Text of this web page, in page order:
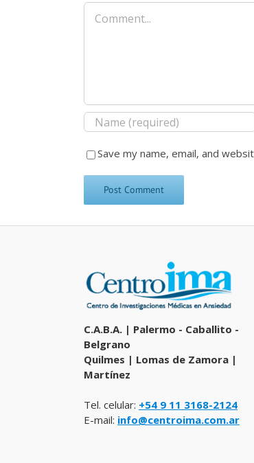
Comment
Save my name, email, and
C.A.B.A. | Palermo - Caballito -
Belgrano
Quilmes | Lomas de Zamora |
Martínez
Tel. celular: +54 9 11 3168-2124
E-mail: info@centroima.com.ar